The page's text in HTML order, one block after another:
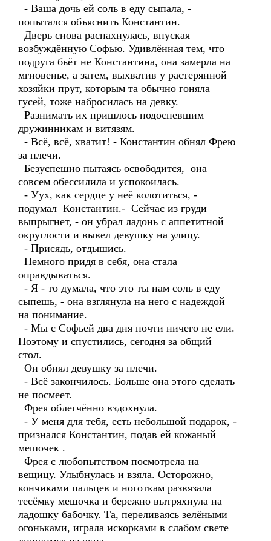
- Ваша дочь ей соль в еду сыпала, -
попытался объяснить Константин.
Дверь снова распахнулась, впуская
возбуждённую Софью. Удивлённая тем, что
подруга бьёт не Константина, она замерла на
мгновенье, а затем, выхватив у растерянной
хозяйки прут, которым та обычно гоняла
гусей, тоже набросилась на девку.
Разнимать их пришлось подоспевшим
дружинникам и витязям.
- Всё, всё, хватит! - Константин обнял Фрею
за плечи.
Безуспешно пытаясь освободится, она
совсем обессилила и успокоилась.
- Уух, как сердце у неё колотиться, -
подумал Константин.- Сейчас из груди
выпрыгнет, - он убрал ладонь с аппетитной
округлости и вывел девушку на улицу.
- Присядь, отдышись.
Немного придя в себя, она стала
оправдываться.
- Я - то думала, что это ты нам соль в еду
сыпешь, - она взглянула на него с надеждой
на понимание.
- Мы с Софьей два дня почти ничего не ели.
Поэтому и спустились, сегодня за общий
стол.
Он обнял девушку за плечи.
- Всё закончилось. Больше она этого сделать
не посмеет.
Фрея облегчённо вздохнула.
- У меня для тебя, есть небольшой подарок, -
признался Константин, подав ей кожаный
мешочек .
Фрея с любопытством посмотрела на
вещицу. Улыбнулась и взяла. Осторожно,
кончиками пальцев и ноготкам развязала
тесёмку мешочка и бережно вытряхнула на
ладошку бабочку. Та, переливаясь зелёными
огоньками, играла искорками в слабом свете